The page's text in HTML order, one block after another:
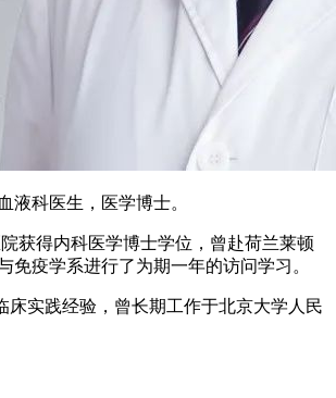
液科医生，医学博士。
获得内科医学博士学位，曾赴荷兰莱顿
免疫学系进行了为期一年的访问学习。
床实践经验，曾长期工作于北京大学人民